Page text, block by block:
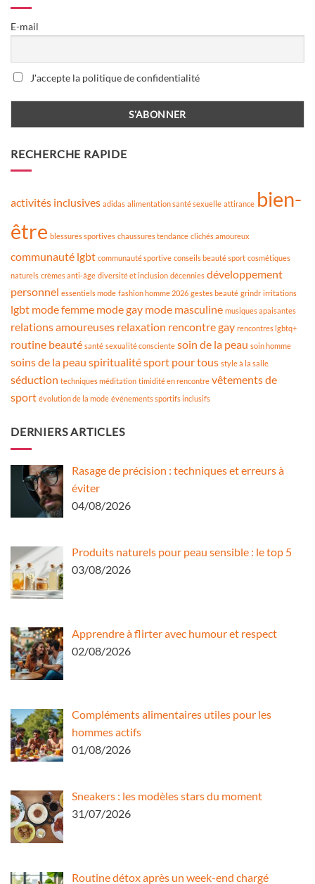
E-mail
J'accepte la politique de confidentialité
RECHERCHE RAPIDE
activités inclusives adidas alimentation santé sexuelle attirance bien-
être blessures sportives chaussures tendance clichés amoureux
communauté lgbt communauté sportive conseils beauté sport cosmétiques
naturels crèmes anti-âge diversité et inclusion décennies développement
personnel essentiels mode fashion homme 2026 gestes beauté grindr irritations
lgbt mode femme mode gay mode masculine musiques apaisantes
relations amoureuses relaxation rencontre gay rencontres lgbtq+
routine beauté santé sexualité consciente soin de la peau soin homme
soins de la peau spiritualitésport pour tous style à la salle
séduction techniques méditation timidité en rencontre vêtements de
sport évolution de la mode événements sportifs inclusifs
DERNIERS ARTICLES
Rasage de précision : techniques et erreurs à
éviter
04/08/2026
Produits naturels pour peau sensible : le top 5
03/08/2026
Apprendre à flirter avec humour et respect
02/08/2026
Compléments alimentaires utiles pour les
hommes actifs
01/08/2026
Sneakers : les modèles stars du moment
31/07/2026
Routine détox après un week-end chargé